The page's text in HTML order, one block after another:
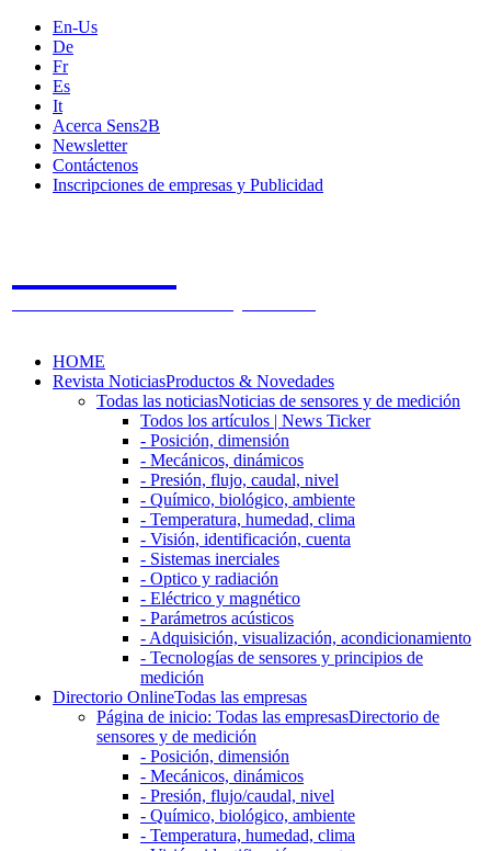
En-Us
De
Fr
Es
It
Acerca Sens2B
Newsletter
Contáctenos
Inscripciones de empresas y Publicidad
HOME
Revista NoticiasProductos & Novedades
Todas las noticiasNoticias de sensores y de medición
Todos los artículos | News Ticker
- Posición, dimensión
- Mecánicos, dinámicos
- Presión, flujo, caudal, nivel
- Químico, biológico, ambiente
- Temperatura, humedad, clima
- Visión, identificación, cuenta
- Sistemas inerciales
- Optico y radiación
- Eléctrico y magnético
- Parámetros acústicos
- Adquisición, visualización, acondicionamiento
- Tecnologías de sensores y principios de
medición
Directorio OnlineTodas las empresas
Página de inicio: Todas las empresasDirectorio de
sensores y de medición
- Posición, dimensión
- Mecánicos, dinámicos
- Presión, flujo/caudal, nivel
- Químico, biológico, ambiente
- Temperatura, humedad, clima